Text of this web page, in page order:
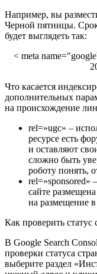
Например, вы
Черной пятницы.
будет выглядеть так:
< meta
Что касается
дополнительных
на происхождение
rel=»ugc» –
ресурсе есть
и оставляют
сложно быть
роботу понять,
rel=»sponsored»
сайте
на размещение
Как проверить
В Google Search
проверки статуса
выберите раздел